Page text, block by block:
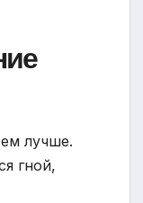
лучше.
гной,